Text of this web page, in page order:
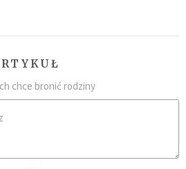
chce bronić rodziny